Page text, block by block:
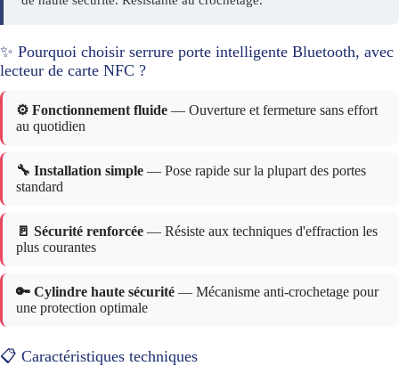
✨ Pourquoi choisir serrure porte intelligente Bluetooth, avec
lecteur de carte NFC ?
⚙️ Fonctionnement fluide — Ouverture et fermeture sans effort
au quotidien
🔧 Installation simple — Pose rapide sur la plupart des portes
standard
🚪 Sécurité renforcée — Résiste aux techniques d'effraction les
plus courantes
🔑 Cylindre haute sécurité — Mécanisme anti-crochetage pour
une protection optimale
📋 Caractéristiques techniques